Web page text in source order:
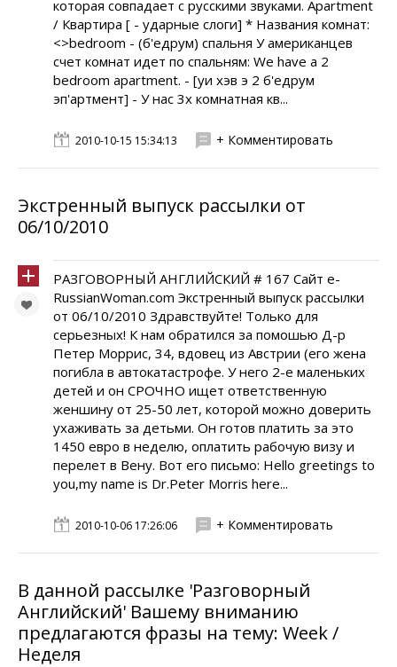
которая совпадает с русскими звуками. Apartment
/ Квартира [ - ударные слоги] * Названия комнат:
<>bedroom - (б'едрум) спальня У американцев
счет комнат идет по спальням: We have a 2
bedroom apartment. - [уи хэв э 2 б'едрум
эп'артмент] - У нас 3х комнатная кв...
2010-10-15 15:34:13 + Комментировать
Экстренный выпуск рассылки от
06/10/2010
РАЗГОВОРНЫЙ АНГЛИЙСКИЙ # 167 Cайт e-
RussianWoman.com Экстренный выпуск рассылки
от 06/10/2010 Здравствуйте! Только для
серьезных! К нам обратился за помошью Д-р
Петер Моррис, 34, вдовец из Австрии (его жена
погибла в автокатастрофе. У него 2-е маленьких
детей и он СРОЧНО ищет ответственную
женшину от 25-50 лет, которой можно доверить
ухаживать за детьми. Он готов платить за это
1450 евро в неделю, оплатить рабочую визу и
перелет в Вену. Вот его письмо: Hello greetings to
you,my name is Dr.Peter Morris here...
2010-10-06 17:26:06 + Комментировать
В данной рассылке 'Разговорный
Английский' Вашему вниманию
предлагаются фразы на тему: Week /
Неделя